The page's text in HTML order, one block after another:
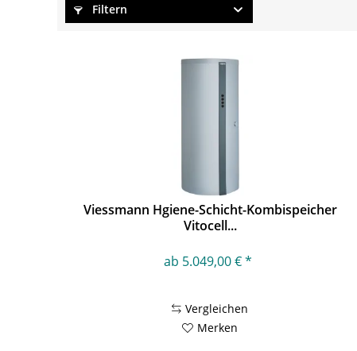
Filtern
Viessmann Hgiene-Schicht-Kombispeicher
Vitocell...
ab 5.049,00 € *
Vergleichen
Merken